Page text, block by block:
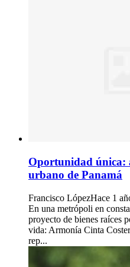
Oportunidad única:
urbano de Panamá
Francisco LópezHace 1
En una metrópoli en
proyecto de bienes raíces
vida: Armonía Cinta
rep...